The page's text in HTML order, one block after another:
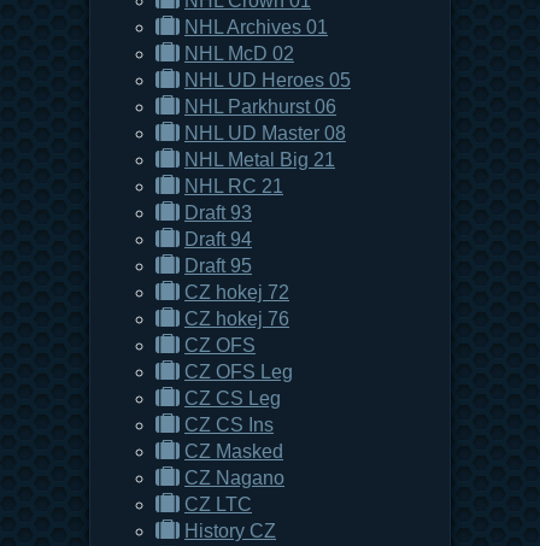
NHL Archives 01
NHL McD 02
NHL UD Heroes 05
NHL Parkhurst 06
NHL UD Master 08
NHL Metal Big 21
NHL RC 21
Draft 93
Draft 94
Draft 95
CZ hokej 72
CZ hokej 76
CZ OFS
CZ OFS Leg
CZ CS Leg
CZ CS Ins
CZ Masked
CZ Nagano
CZ LTC
History CZ